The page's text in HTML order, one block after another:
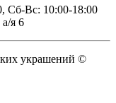
Сб-Вс: 10:00-18:00
я 6
украшений ©